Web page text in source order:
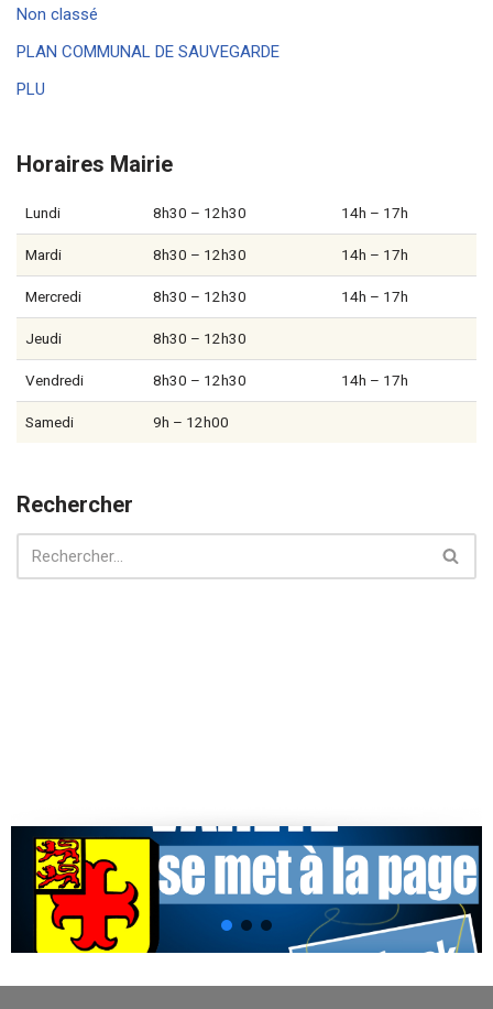
Non classé
PLAN COMMUNAL DE SAUVEGARDE
PLU
Horaires Mairie
Lundi 8h30 – 12h30 14h – 17h
Mardi 8h30 – 12h30 14h – 17h
Mercredi 8h30 – 12h30 14h – 17h
Jeudi 8h30 – 12h30
Vendredi 8h30 – 12h30 14h – 17h
Samedi 9h – 12h00
Rechercher